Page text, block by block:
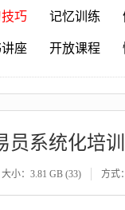
巧 记忆训练
座 开放课程
员系统化培
大小：3.81 GB (33) 方式